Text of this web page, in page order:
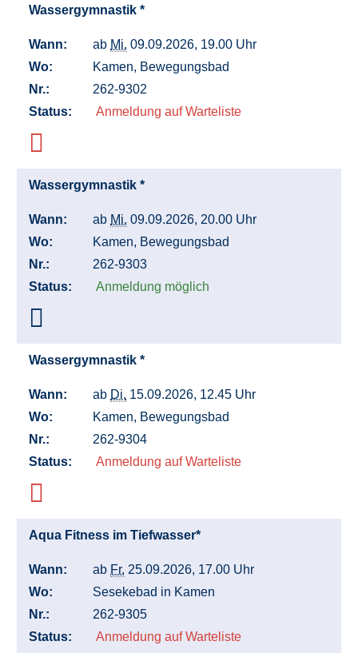
Wassergymnastik *
Wann: ab Mi. 09.09.2026, 19.00 Uhr
Wo:
Kamen, Bewegungsbad
Nr.:
262-9302
Status:
Anmeldung auf Warteliste
Wassergymnastik *
Wann: ab Mi. 09.09.2026, 20.00 Uhr
Wo:
Kamen, Bewegungsbad
Nr.:
262-9303
Status:
Anmeldung möglich
Wassergymnastik *
Wann: ab Di. 15.09.2026, 12.45 Uhr
Wo:
Kamen, Bewegungsbad
Nr.:
262-9304
Status:
Anmeldung auf Warteliste
Aqua Fitness im Tiefwasser*
Wann: ab Fr. 25.09.2026, 17.00 Uhr
Wo:
Sesekebad in Kamen
Nr.:
262-9305
Status:
Anmeldung auf Warteliste